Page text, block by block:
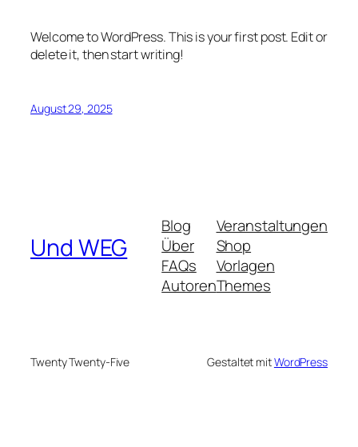
Welcome to WordPress. This is your first post. Edit or
delete it, then start writing!
August 29, 2025
Und WEG
Blog
Über
FAQs
Autoren
Veranstaltungen
Shop
Vorlagen
Themes
Twenty Twenty-Five Gestaltet mitWordPress